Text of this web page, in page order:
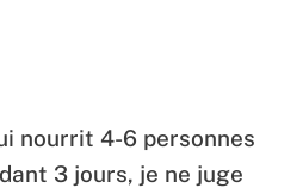
nourrit 4-6 personnes
3 jours, je ne juge